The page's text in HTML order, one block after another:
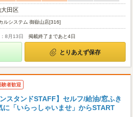
田区
ルシステム 御嶽山店[316]
8月13日 掲載終了まであと4日
とりあえず保存
験者歓迎
ンスタンドSTAFF】セルフ/給油/窓ふき
に「いらっしゃいませ」からSTART